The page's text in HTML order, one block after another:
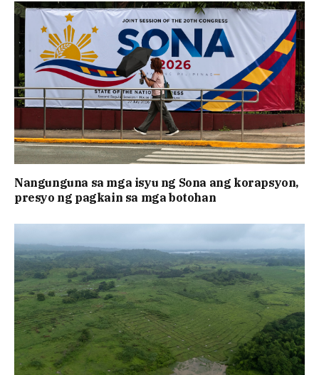
Nangunguna sa mga isyu ng Sona ang korapsyon,
presyo ng pagkain sa mga botohan